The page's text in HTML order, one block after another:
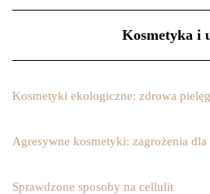
Kosmetyka i
Kosmetyki ekologiczne: zdrowa
Agresywne kosmetyki: zagrożenia
Sprawdzone sposoby na cellulit